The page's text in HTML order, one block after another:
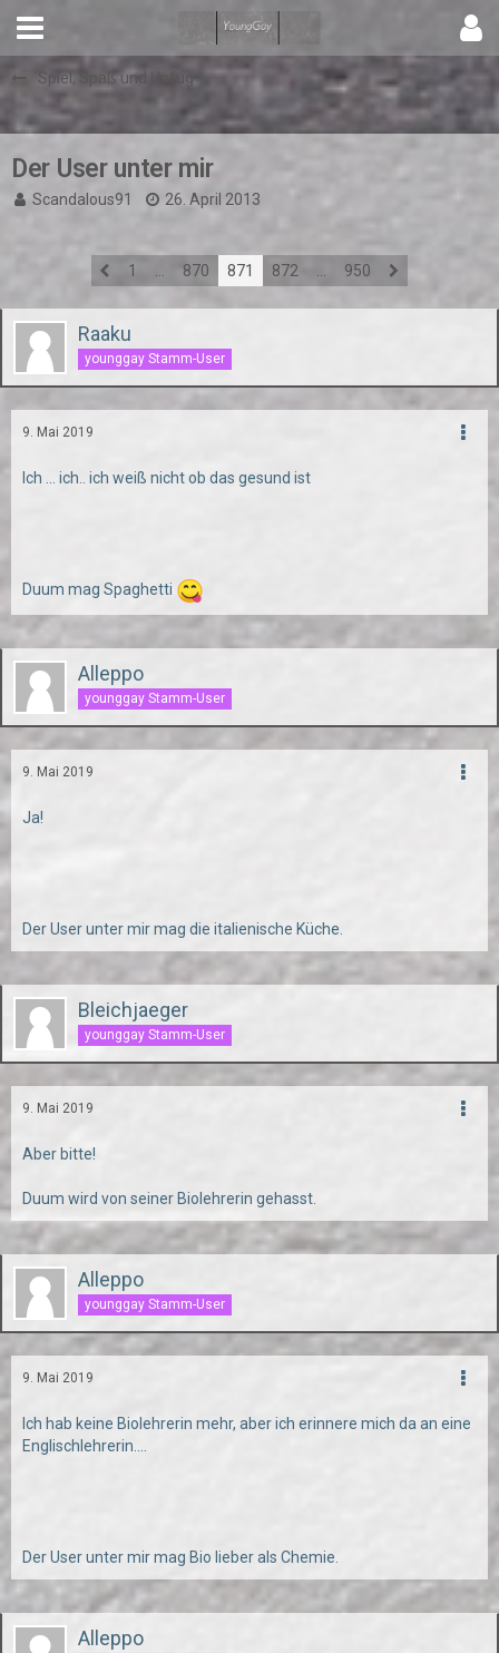
Spiel, Spaß und Unfug
Der User unter mir
Scandalous91 26. April 2013
1 870 871 872 950
Raaku
younggay Stamm-User
9. Mai 2019
Ich ... ich.. ich weiß nicht ob das gesund ist
Duum mag Spaghetti
Alleppo
younggay Stamm-User
9. Mai 2019
Ja!
Der User unter mir mag die italienische Küche.
Bleichjaeger
younggay Stamm-User
9. Mai 2019
Aber bitte!
Duum wird von seiner Biolehrerin gehasst.
Alleppo
younggay Stamm-User
9. Mai 2019
Ich hab keine Biolehrerin mehr, aber ich erinnere mich da an eine
Englischlehrerin....
Der User unter mir mag Bio lieber als Chemie.
Alleppo